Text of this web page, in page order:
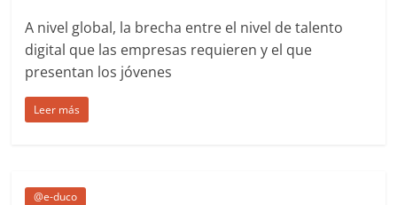
A nivel global, la brecha entre el nivel de talento
digital que las empresas requieren y el que
presentan los jóvenes
Leer más
@e-duco